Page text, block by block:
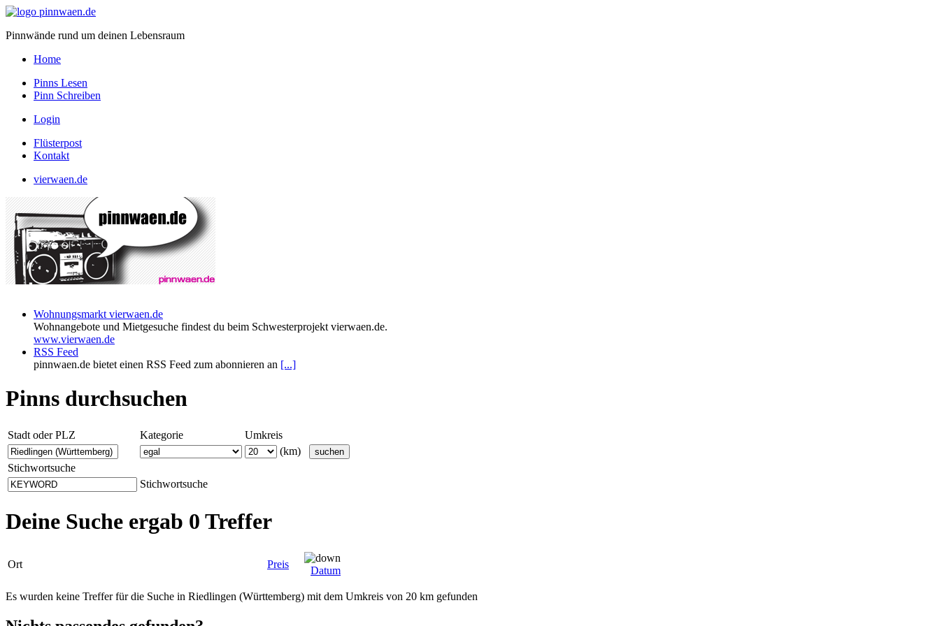
Pinnwände rund um deinen Lebensraum
Home
Pinns Lesen
Pinn Schreiben
Login
Flüsterpost
Kontakt
vierwaen.de
Wohnungsmarkt vierwaen.de
Wohnangebote und Mietgesuche findest du beim Schwesterprojekt vierwaen.de.
www.vierwaen.de
RSS Feed
pinnwaen.de bietet einen RSS Feed zum abonnieren an [...]
Pinns durchsuchen
Stadt oder PLZ Kategorie
Umkreis
(km)
Stichwortsuche
Stichwortsuche
Deine Suche ergab 0 Treffer
Ort Preis
Datum
Es wurden keine Treffer für die Suche in Riedlingen (Württemberg) mit dem Umkreis von 20 km gefunden